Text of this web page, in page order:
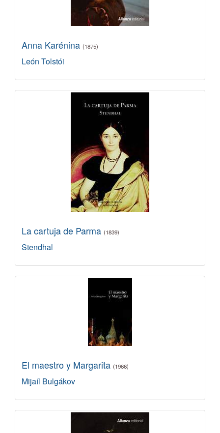
Anna Karénina (1875)
León Tolstói
La cartuja de Parma (1839)
Stendhal
El maestro y Margarita (1966)
Mijaíl Bulgákov